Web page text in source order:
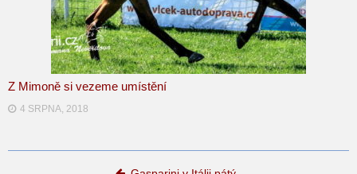
Z Mimoně si vezeme umístění
4 SRPNA, 2018